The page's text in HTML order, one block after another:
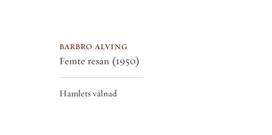
barbro alving
Femte resan (1950)
Hamlets vålnad